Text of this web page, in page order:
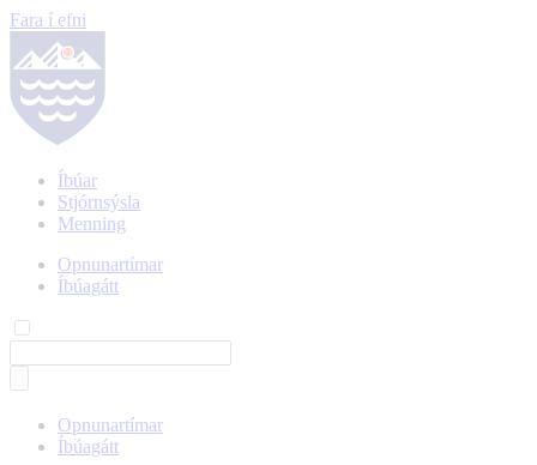
Fara í efni
Íbúar
Stjórnsýsla
Menning
Opnunartímar
Íbúagátt
Opnunartímar
Íbúagátt